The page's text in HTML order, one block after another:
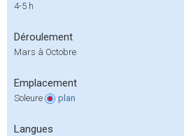
4-5 h
Déroulement
Mars à Octobre
Emplacement
Soleure plan
Langues